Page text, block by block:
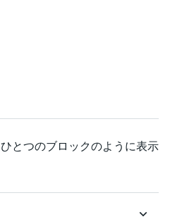
とつのブロックのように表示